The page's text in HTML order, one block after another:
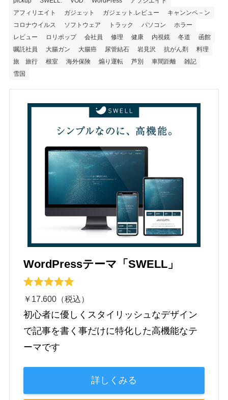
アフィリエイト
ガジェット ガジェット.レビュー
キャンンペ－ン
コロナウイルス
ソフトウェア トラック パソコン
ホラー
レビュー
ロリポップ 会社員 修理 健康 内視鏡 冬道
函館
嘱託社員
大腸ガン 大腸癌 尿管結石 岩見沢 抗がん剤
料理
旅 旅行
根室 海外保険 煽り運転 芦別 車間距離
雑記
雪国
WordPressテーマ「SWELL」
￥17.600（税込）
初心者に優しくスタイリッシュなデザイン
で記事を書く事だけに特化した高機能なテ
ーマです
詳しくみる